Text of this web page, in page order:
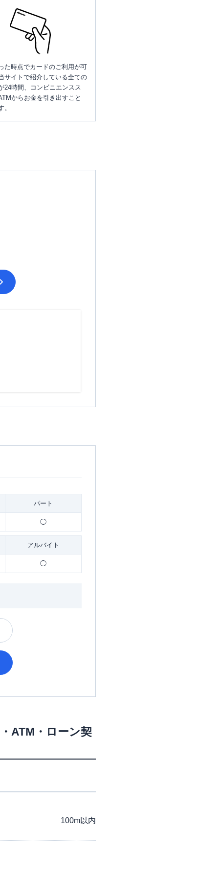
た時点でカードのご利用が可
サイトで紹介している全ての
24時間、コンビニエンスス
からお金を引き出すこと
。
パート
◯
アルバイト
◯
ATM・ローン契
100m以内